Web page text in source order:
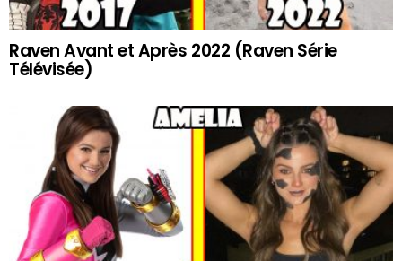
Raven Avant et Après 2022 (Raven Série
Télévisée)